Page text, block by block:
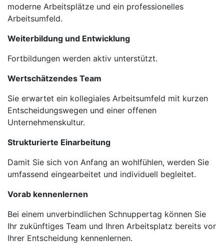
moderne Arbeitsplätze und ein professionelles
Arbeitsumfeld.
Weiterbildung und Entwicklung
Fortbildungen werden aktiv unterstützt.
Wertschätzendes Team
Sie erwartet ein kollegiales Arbeitsumfeld mit kurzen
Entscheidungswegen und einer offenen
Unternehmenskultur.
Strukturierte Einarbeitung
Damit Sie sich von Anfang an wohlfühlen, werden Sie
umfassend eingearbeitet und individuell begleitet.
Vorab kennenlernen
Bei einem unverbindlichen Schnuppertag können Sie
Ihr zukünftiges Team und Ihren Arbeitsplatz bereits vor
Ihrer Entscheidung kennenlernen.